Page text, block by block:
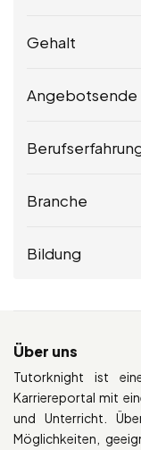
Gehalt
Angebotsende
Branche
Bildung
Über uns
Tutorknight ist
Karriereportal mit
und Unterricht.
Möglichkeiten,